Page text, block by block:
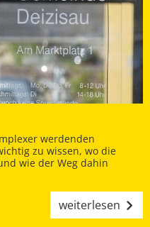
werdenden
zu wissen, wo die
wie der Weg dahin
weiterlesen